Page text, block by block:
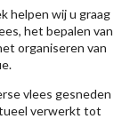
helpen wij u graag
het bepalen van
organiseren van
vlees gesneden
verwerkt tot